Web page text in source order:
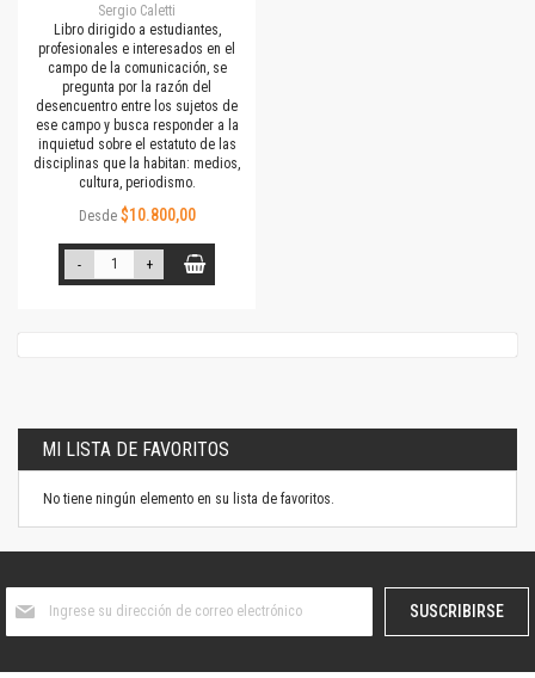
Sergio Caletti
Libro dirigido a estudiantes,
profesionales e interesados en el
campo de la comunicación, se
pregunta por la razón del
desencuentro entre los sujetos de
ese campo y busca responder a la
inquietud sobre el estatuto de las
disciplinas que la habitan: medios,
cultura, periodismo.
Desde $10.800,00
- +
MI LISTA DE FAVORITOS
No tiene ningún elemento en su lista de favoritos.
boletín
SUSCRIBIRSE